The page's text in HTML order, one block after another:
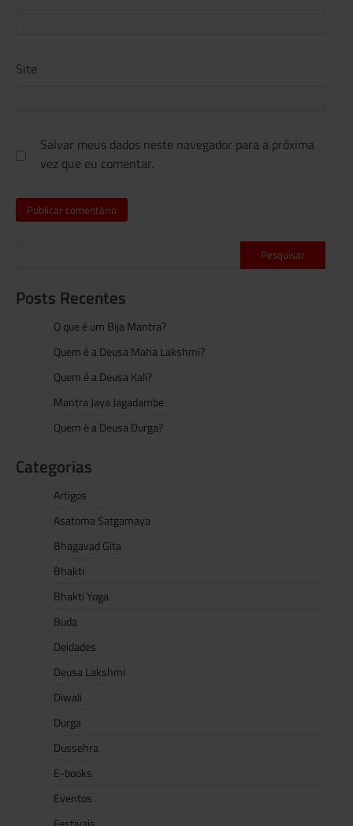
Site
Salvar meus dados neste navegador para a próxima
vez que eu comentar.
Pesquisar
Posts Recentes
O que é um Bija Mantra?
Quem é a Deusa Maha Lakshmi?
Quem é a Deusa Kali?
Mantra Jaya Jagadambe
Quem é a Deusa Durga?
Categorias
Artigos
Asatoma Satgamaya
Bhagavad Gita
Bhakti
Bhakti Yoga
Buda
Deidades
Deusa Lakshmi
Diwali
Durga
Dussehra
E-books
Eventos